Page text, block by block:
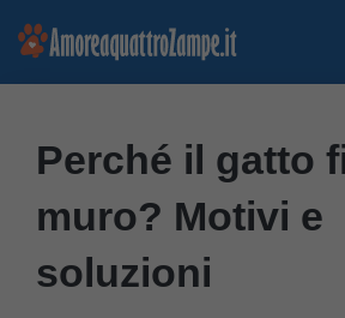
Vai
Perché il gatto
muro? Motivi e
soluzioni